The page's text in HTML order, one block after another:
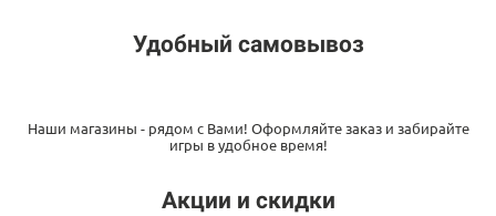
Удобный самовывоз
Наши магазины - рядом с Вами! Оформляйте заказ и забирайте
игры в удобное время!
Акции и скидки